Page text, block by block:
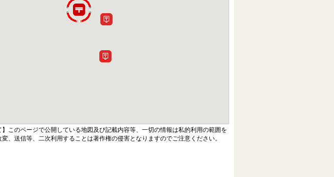
】このページで公開している地図及び記載内容等、一切の情報は私的利用の範囲を
、送信等、二次利用することは著作権の侵害となりますのでご注意ください。